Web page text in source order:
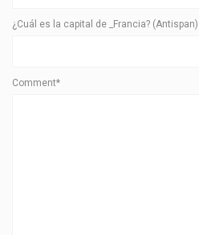
¿Cuál es la capital de _Francia? (Antispan)
Comment*